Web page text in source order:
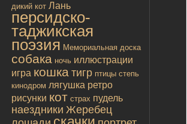
дикий кот Лань
персидско-
таджикская
поэзия Мемориальная доска
собака ночь иллюстрации
игра кошка тигр птицы степь
кинодром лягушка ретро
рисунки кот страх пудель
наездники Жеребец